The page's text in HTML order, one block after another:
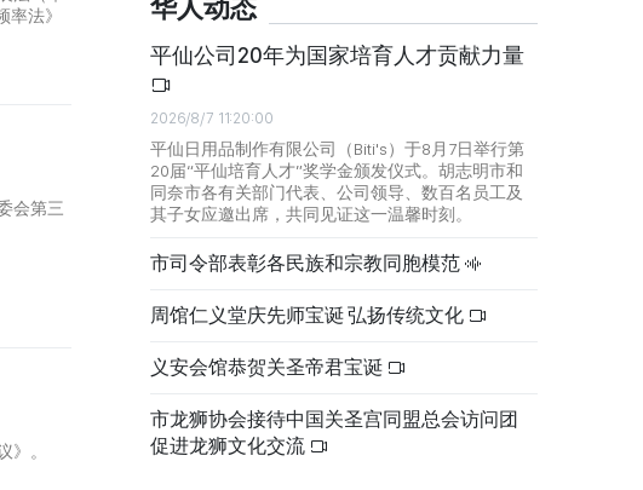
法》
会第三
》。
华人动态
平仙公司20年为国家培育人才贡献力量
2026/8/7 11:20:00
平仙日用品制作有限公司（Biti's）于8月7日举行第
20届“平仙培育人才”奖学金颁发仪式。胡志明市和
同奈市各有关部门代表、公司领导、数百名员工及
其子女应邀出席，共同见证这一温馨时刻。
市司令部表彰各民族和宗教同胞模范
周馆仁义堂庆先师宝诞 弘扬传统文化
义安会馆恭贺关圣帝君宝诞
市龙狮协会接待中国关圣宫同盟总会访问团
促进龙狮文化交流